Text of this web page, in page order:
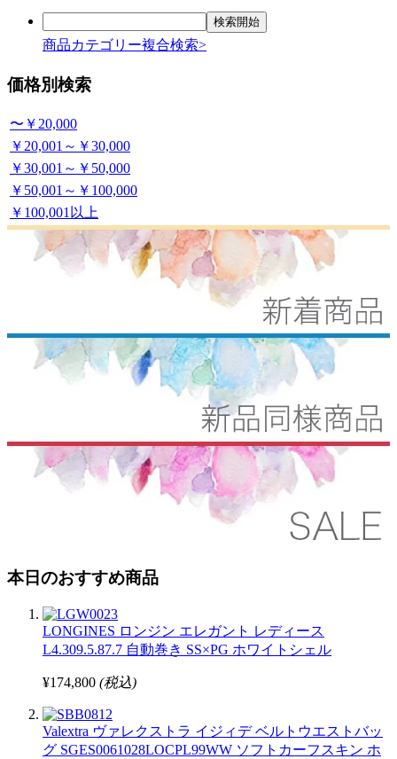
商品カテゴリー複合検索>
価格別検索
〜￥20,000
￥20,001～￥30,000
￥30,001～￥50,000
￥50,001～￥100,000
￥100,001以上
本日のおすすめ商品
LONGINES ロンジン エレガント レディース
L4.309.5.87.7 自動巻き SS×PG ホワイトシェル
¥174,800 (税込)
Valextra ヴァレクストラ イジィデ ベルトウエストバッ
グ SGES0061028LOCPL99WW ソフトカーフスキン ホ